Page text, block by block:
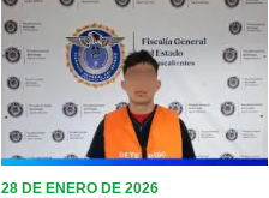
28 DE ENERO DE 2026